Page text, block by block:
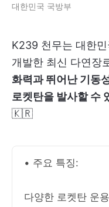
대한민국 국방부
K239 천무는 대한
개발한 최신 다연장
화력과 뛰어난 기동
로켓탄을 발사할 수
🇰🇷
• 주요 특징:
다양한 로켓탄 운